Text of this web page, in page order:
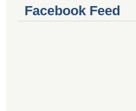
Facebook Feed